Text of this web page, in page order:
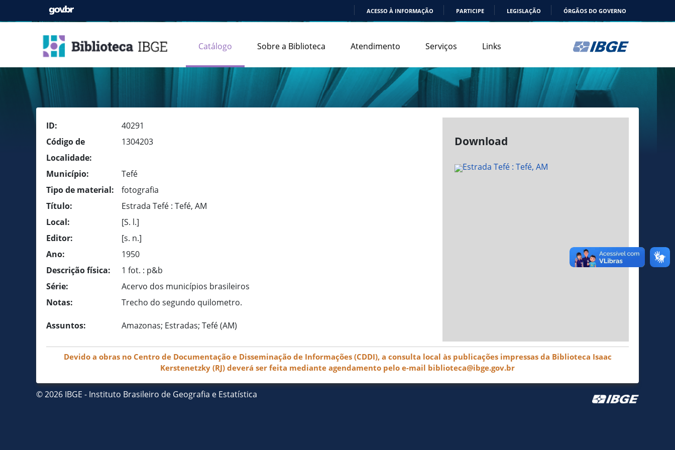
ACESSO À INFORMAÇÃO PARTICIPE LEGISLAÇÃO ÓRGÃOS DO GOVERNO
Catálogo Sobre a Biblioteca Atendimento Serviços Links
ID:
40291
Código de
Localidade:
1304203
Município:
Tefé
Tipo de material:
fotografia
Título:
Estrada Tefé : Tefé, AM
Local:
[S. l.]
Editor:
[s. n.]
Ano:
1950
Descrição física:
1 fot. : p&b
Série:
Acervo dos municípios brasileiros
Notas:
Trecho do segundo quilometro.
Assuntos: Amazonas; Estradas; Tefé (AM)
Download
Devido a obras no Centro de Documentação e Disseminação de Informações (CDDI), a consulta local às publicações impressas da Biblioteca Isaac
Kerstenetzky (RJ) deverá ser feita mediante agendamento pelo e-mail biblioteca@ibge.gov.br
© 2026 IBGE - Instituto Brasileiro de Geografia e Estatística